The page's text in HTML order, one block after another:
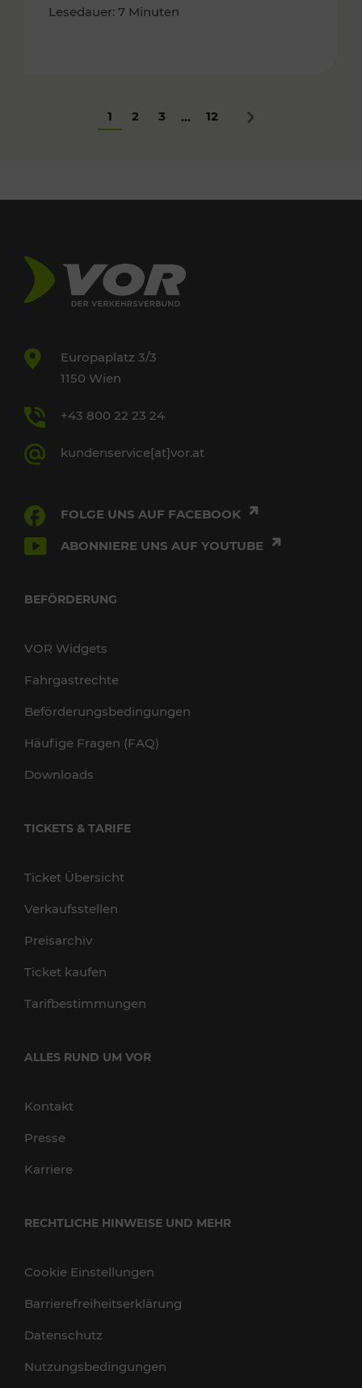
Lesedauer: 7 Minuten
1 2 3 ... 12 Nächstes
Europaplatz 3/3
1150 Wien
+43 800 22 23 24
kundenservice[at]vor.at
FOLGE UNS AUF FACEBOOK
ABONNIERE UNS AUF YOUTUBE
BEFÖRDERUNG
VOR Widgets
Fahrgastrechte
Beförderungsbedingungen
Häufige Fragen (FAQ)
Downloads
TICKETS & TARIFE
Ticket Übersicht
Verkaufsstellen
Preisarchiv
Ticket kaufen
Tarifbestimmungen
ALLES RUND UM VOR
Kontakt
Presse
Karriere
RECHTLICHE HINWEISE UND MEHR
Cookie Einstellungen
Barrierefreiheitserklärung
Datenschutz
Nutzungsbedingungen